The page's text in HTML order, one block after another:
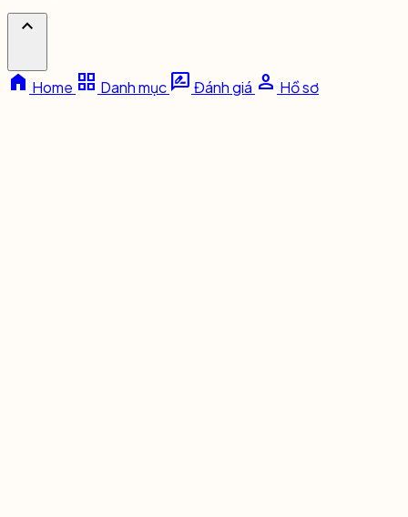
expand_less
home Home grid_view Danh mục rate_review Đánh giá person Hồ sơ